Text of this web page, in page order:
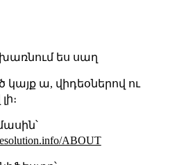
խառնում ես սաղ
կայք ա, վիդեօներով ու
ABOUT